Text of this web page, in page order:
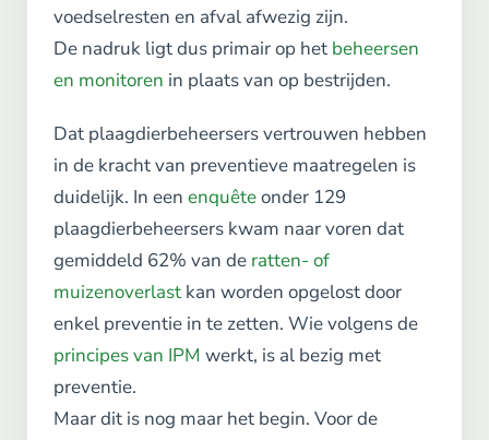
voedselresten en afval afwezig zijn.
De nadruk ligt dus primair op het beheersen
en monitoren in plaats van op bestrijden.
Dat plaagdierbeheersers vertrouwen hebben
in de kracht van preventieve maatregelen is
duidelijk. In een enquêteonder 129
plaagdierbeheersers kwam naar voren dat
gemiddeld 62% van de ratten- of
muizenoverlast kan worden opgelost door
enkel preventie in te zetten. Wie volgens de
principes van IPM werkt, is al bezig met
preventie.
Maar dit is nog maar het begin. Voor de